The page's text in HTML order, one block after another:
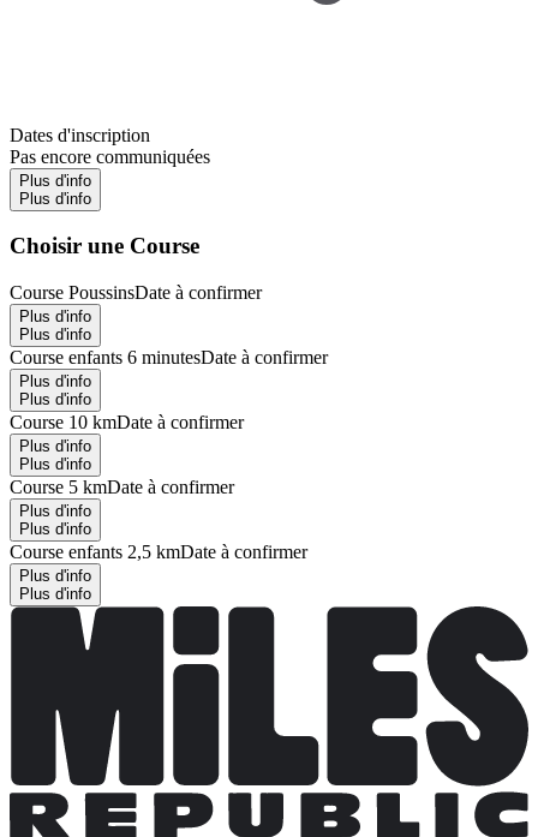
Dates d'inscription
Pas encore communiquées
Plus d'info
Plus d'info
Choisir une Course
Course PoussinsDate à confirmer
Plus d'info
Plus d'info
Course enfants 6 minutesDate à confirmer
Plus d'info
Plus d'info
Course 10 kmDate à confirmer
Plus d'info
Plus d'info
Course 5 kmDate à confirmer
Plus d'info
Plus d'info
Course enfants 2,5 kmDate à confirmer
Plus d'info
Plus d'info